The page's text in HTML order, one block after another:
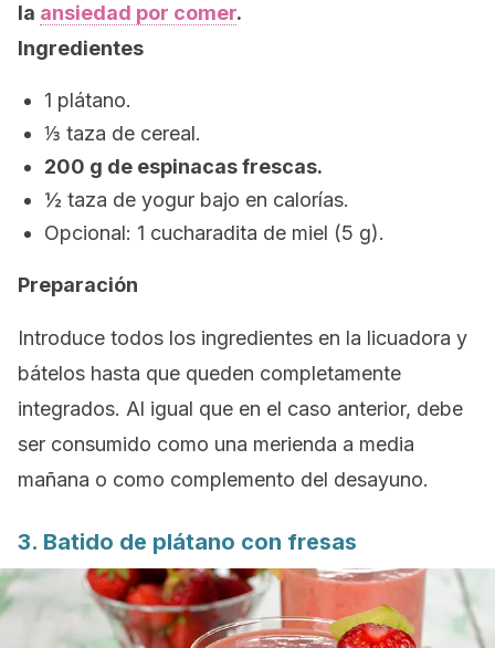
la ansiedad por comer.
Ingredientes
1 plátano.
⅓ taza de cereal.
200 g de espinacas frescas.
½ taza de yogur bajo en calorías.
Opcional: 1 cucharadita de miel (5 g).
Preparación
Introduce todos los ingredientes en la licuadora y
bátelos hasta que queden completamente
integrados. Al igual que en el caso anterior, debe
ser consumido como una merienda a media
mañana o como complemento del desayuno.
3. Batido de plátano con fresas